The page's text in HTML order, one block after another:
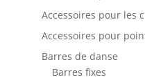
Accessoires pour les
Accessoires pour
Barres de danse
Barres fixes